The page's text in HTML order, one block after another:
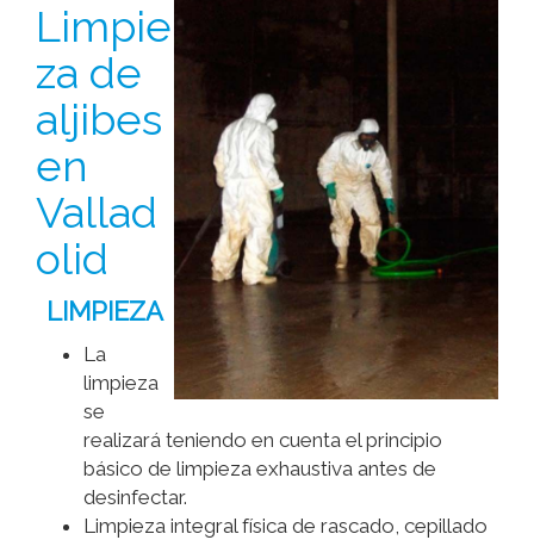
Limpie
za de
aljibes
en
Vallad
olid
LIMPIEZA
La
limpieza
se
realizará teniendo en cuenta el principio
básico de limpieza exhaustiva antes de
desinfectar.
Limpieza integral física de rascado, cepillado